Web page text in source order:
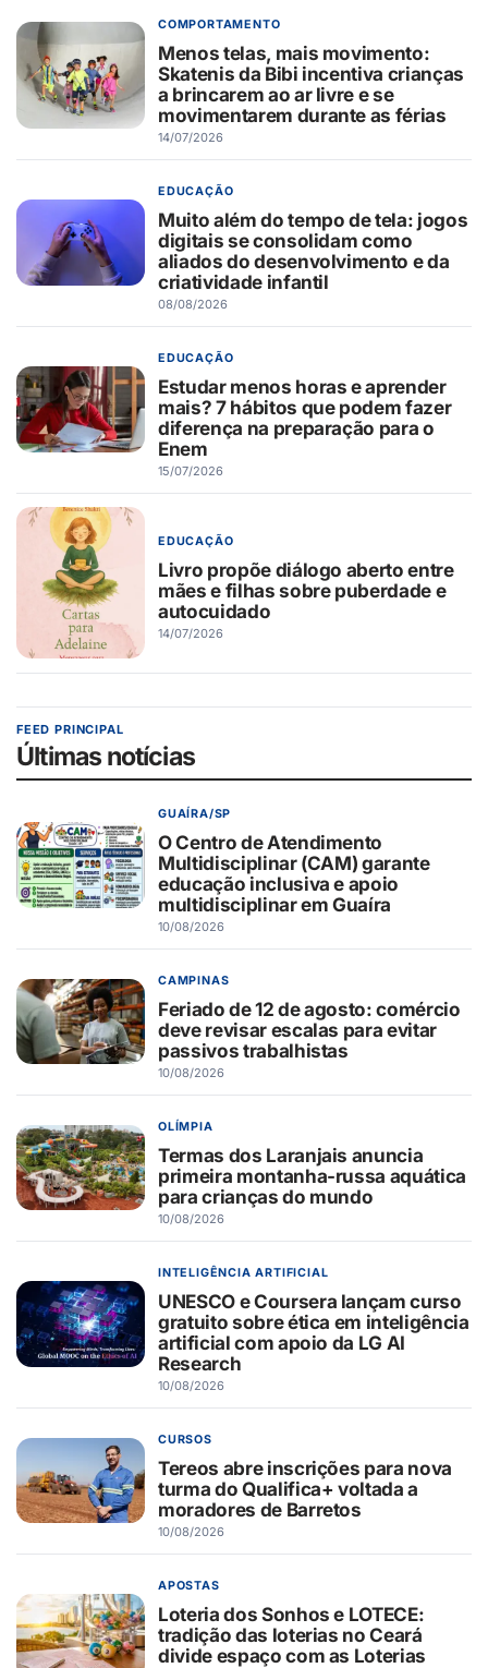
COMPORTAMENTO
Menos telas, mais movimento:
Skatenis da Bibi incentiva crianças
a brincarem ao ar livre e se
movimentarem durante as férias
14/07/2026
EDUCAÇÃO
Muito além do tempo de tela: jogos
digitais se consolidam como
aliados do desenvolvimento e da
criatividade infantil
08/08/2026
EDUCAÇÃO
Estudar menos horas e aprender
mais? 7 hábitos que podem fazer
diferença na preparação para o
Enem
15/07/2026
EDUCAÇÃO
Livro propõe diálogo aberto entre
mães e filhas sobre puberdade e
autocuidado
14/07/2026
FEED PRINCIPAL
Últimas notícias
GUAÍRA/SP
O Centro de Atendimento
Multidisciplinar (CAM) garante
educação inclusiva e apoio
multidisciplinar em Guaíra
10/08/2026
CAMPINAS
Feriado de 12 de agosto: comércio
deve revisar escalas para evitar
passivos trabalhistas
10/08/2026
OLÍMPIA
Termas dos Laranjais anuncia
primeira montanha-russa aquática
para crianças do mundo
10/08/2026
INTELIGÊNCIA ARTIFICIAL
UNESCO e Coursera lançam curso
gratuito sobre ética em inteligência
artificial com apoio da LG AI
Research
10/08/2026
CURSOS
Tereos abre inscrições para nova
turma do Qualifica+ voltada a
moradores de Barretos
10/08/2026
APOSTAS
Loteria dos Sonhos e LOTECE:
tradição das loterias no Ceará
divide espaço com as Loterias